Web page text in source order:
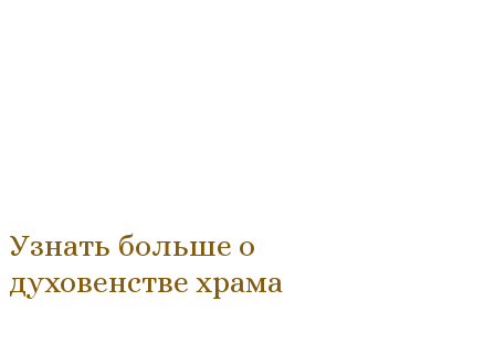
Узнать больше о
духовенстве храма